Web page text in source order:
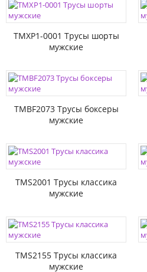
TMXP1-0001 Трусы шорты
мужские
TMBF2073 Трусы боксеры
мужские
TMS2001 Трусы классика
мужские
TMS2155 Трусы классика
мужские